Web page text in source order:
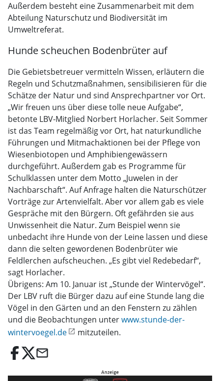
Außerdem besteht eine Zusammenarbeit mit dem
Abteilung Naturschutz und Biodiversität im
Umweltreferat.
Hunde scheuchen Bodenbrüter auf
Die Gebietsbetreuer vermitteln Wissen, erläutern die
Regeln und Schutzmaßnahmen, sensibilisieren für die
Schätze der Natur und sind Ansprechpartner vor Ort.
„Wir freuen uns über diese tolle neue Aufgabe“,
betonte LBV-Mitglied Norbert Horlacher. Seit Sommer
ist das Team regelmäßig vor Ort, hat naturkundliche
Führungen und Mitmachaktionen bei der Pflege von
Wiesenbiotopen und Amphibiengewässern
durchgeführt. Außerdem gab es Programme für
Schulklassen unter dem Motto „Juwelen in der
Nachbarschaft“. Auf Anfrage halten die Naturschützer
Vorträge zur Artenvielfalt. Aber vor allem gab es viele
Gespräche mit den Bürgern. Oft gefährden sie aus
Unwissenheit die Natur. Zum Beispiel wenn sie
unbedacht ihre Hunde von der Leine lassen und diese
dann die selten gewordenen Bodenbrüter wie
Feldlerchen aufscheuchen. „Es gibt viel Redebedarf“,
sagt Horlacher.
Übrigens: Am 10. Januar ist „Stunde der Wintervögel“.
Der LBV ruft die Bürger dazu auf eine Stunde lang die
Vögel in den Gärten und an den Fenstern zu zählen
und die Beobachtungen unterwww.stunde-der-
wintervoegel.de
mitzuteilen.
email